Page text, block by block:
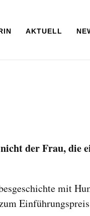
AKTUELL
der Frau, die
mit